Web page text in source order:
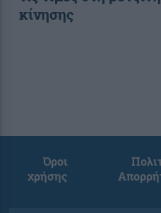
κίνησης
Όροι
χρήσης